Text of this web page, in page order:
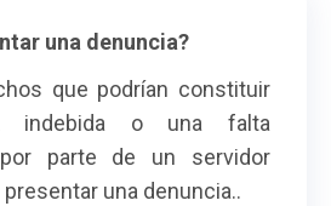
una denuncia?
que podrían constituir
indebida o una falta
por parte de un servidor
una denuncia..